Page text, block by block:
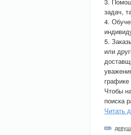
задач,
4.
5.
или
Чтобы
поиска
Читать